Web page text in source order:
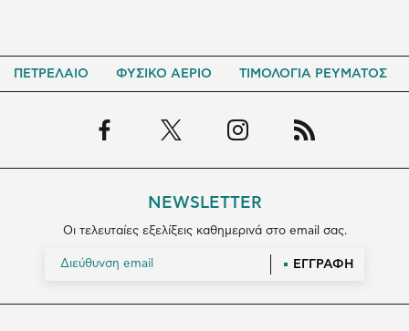
ΠΕΤΡΕΛΑΙΟ ΦΥΣΙΚΟ ΑΕΡΙΟ ΤΙΜΟΛΟΓΙΑ ΡΕΥΜΑΤΟΣ
NEWSLETTER
Οι τελευταίες εξελίξεις καθημερινά στο email σας.
ΕΓΓΡΑΦΗ